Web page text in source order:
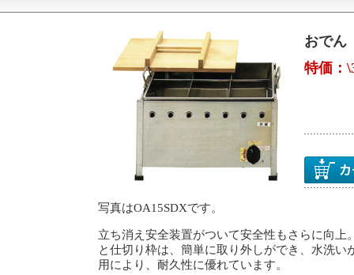
おでん
特価：
写真はOA15SDXです。
立ち消え安全装置がついて安全性もさらに向
と仕切り枠は、簡単に取り外しができ、水洗
用により、耐久性に優れています。